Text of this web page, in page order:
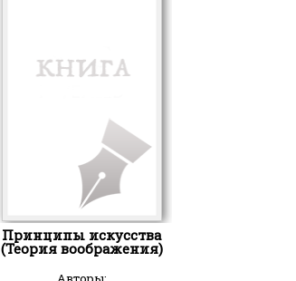
Принципы искусства
(Теория воображения)